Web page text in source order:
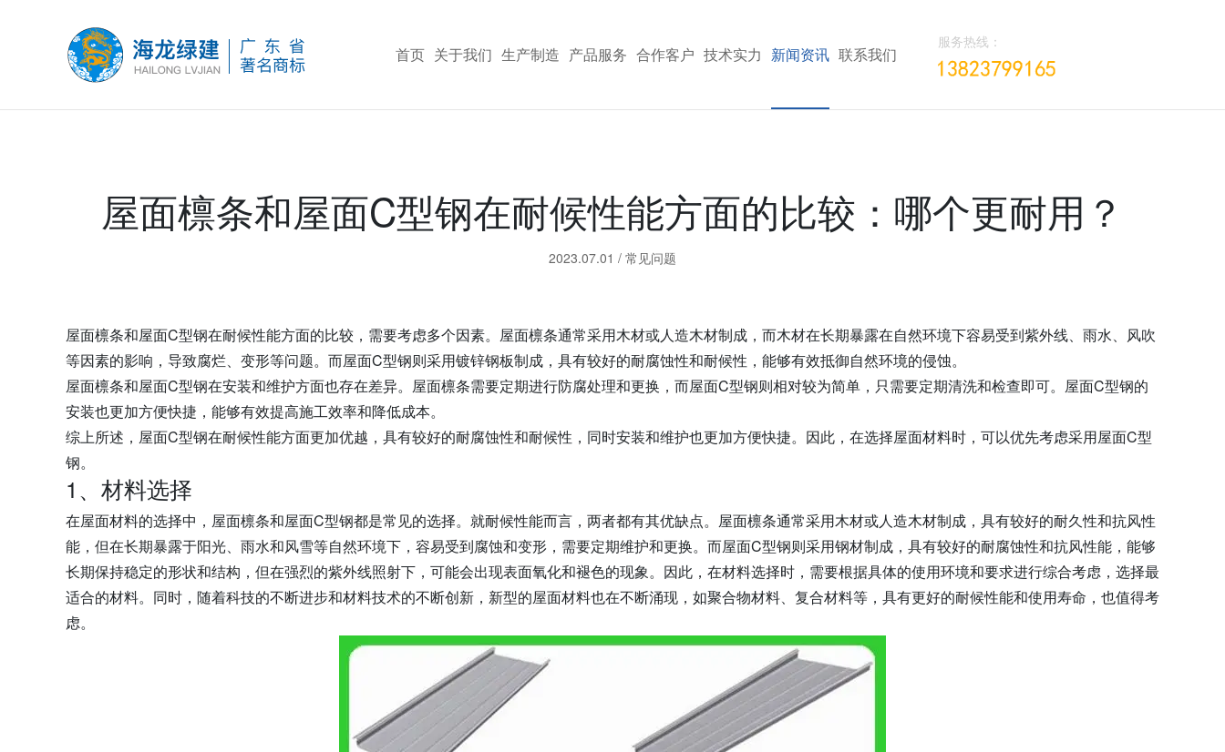
首页 关于我们 生产制造 产品服务 合作客户 技术实力 新闻资讯 联系我们
服务热线：
屋面檩条和屋面C型钢在耐候性能方面的比较：哪个更耐用？
2023.07.01 / 常见问题
屋面檩条和屋面C型钢在耐候性能方面的比较，需要考虑多个因素。屋面檩条通常采用木材或人造木材制成，而木材在长期暴露在自然环境下容易受到紫外线、雨水、风吹
等因素的影响，导致腐烂、变形等问题。而屋面C型钢则采用镀锌钢板制成，具有较好的耐腐蚀性和耐候性，能够有效抵御自然环境的侵蚀。
屋面檩条和屋面C型钢在安装和维护方面也存在差异。屋面檩条需要定期进行防腐处理和更换，而屋面C型钢则相对较为简单，只需要定期清洗和检查即可。屋面C型钢的
安装也更加方便快捷，能够有效提高施工效率和降低成本。
综上所述，屋面C型钢在耐候性能方面更加优越，具有较好的耐腐蚀性和耐候性，同时安装和维护也更加方便快捷。因此，在选择屋面材料时，可以优先考虑采用屋面C型
钢。
1、材料选择
在屋面材料的选择中，屋面檩条和屋面C型钢都是常见的选择。就耐候性能而言，两者都有其优缺点。屋面檩条通常采用木材或人造木材制成，具有较好的耐久性和抗风性
能，但在长期暴露于阳光、雨水和风雪等自然环境下，容易受到腐蚀和变形，需要定期维护和更换。而屋面C型钢则采用钢材制成，具有较好的耐腐蚀性和抗风性能，能够
长期保持稳定的形状和结构，但在强烈的紫外线照射下，可能会出现表面氧化和褪色的现象。因此，在材料选择时，需要根据具体的使用环境和要求进行综合考虑，选择最
适合的材料。同时，随着科技的不断进步和材料技术的不断创新，新型的屋面材料也在不断涌现，如聚合物材料、复合材料等，具有更好的耐候性能和使用寿命，也值得考
虑。